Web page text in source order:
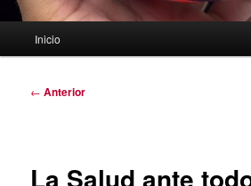
Inicio
Navegación
← Anterior
La Salud ante